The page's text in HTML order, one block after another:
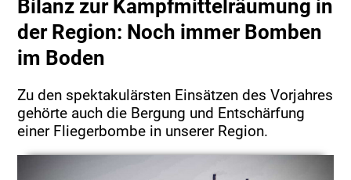
Bilanz zur Kampfmittelräumung in
der Region: Noch immer Bomben
im Boden
Zu den spektakulärsten Einsätzen des Vorjahres
gehörte auch die Bergung und Entschärfung
einer Fliegerbombe in unserer Region.